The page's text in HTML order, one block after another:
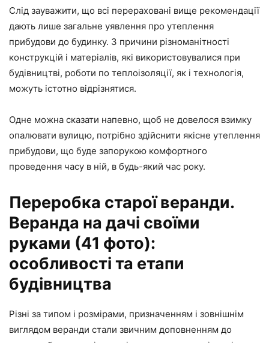
Слід зауважити, що всі перераховані вище рекомендації
дають лише загальне уявлення про утеплення
прибудови до будинку. З причини різноманітності
конструкцій і матеріалів, які використовувалися при
будівництві, роботи по теплоізоляції, як і технологія,
можуть істотно відрізнятися.
Одне можна сказати напевно, щоб не довелося взимку
опалювати вулицю, потрібно здійснити якісне утеплення
прибудови, що буде запорукою комфортного
проведення часу в ній, в будь-який час року.
Переробка старої веранди.
Веранда на дачі своїми
руками (41 фото):
особливості та етапи
будівництва
Різні за типом і розмірами, призначенням і зовнішнім
виглядом веранди стали звичним доповненням до